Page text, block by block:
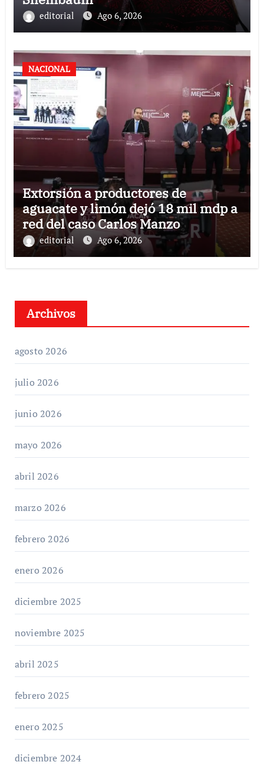
editorial Ago 6, 2026
NACIONAL
Extorsión a productores de
aguacate y limón dejó 18 mil mdp a
red del caso Carlos Manzo
editorial Ago 6, 2026
Archivos
agosto 2026
julio 2026
junio 2026
mayo 2026
abril 2026
marzo 2026
febrero 2026
enero 2026
diciembre 2025
noviembre 2025
abril 2025
febrero 2025
enero 2025
diciembre 2024